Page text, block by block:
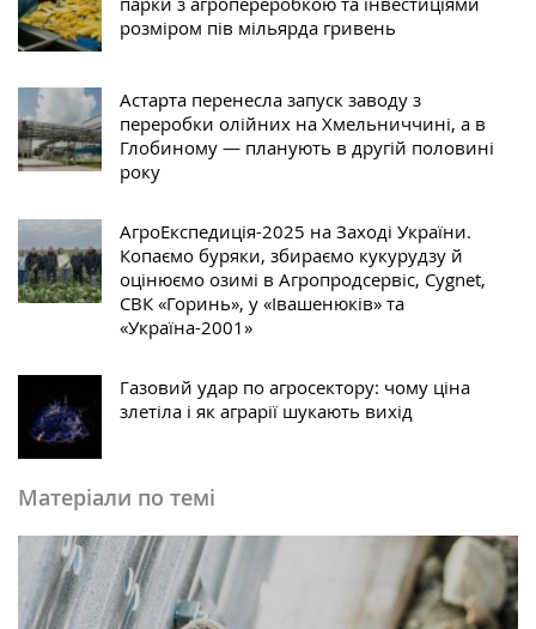
розміром пів мільярда гривень
Астарта перенесла запуск заводу з
переробки олійних на Хмельниччині, а в
Глобиному — планують в другій половині
року
АгроЕкспедиція-2025 на Заході України.
Копаємо буряки, збираємо кукурудзу й
оцінюємо озимі в Агропродсервіс, Cygnet,
СВК «Горинь», у «Івашенюків» та
«Україна-2001»
Газовий удар по агросектору: чому ціна
злетіла і як аграрії шукають вихід
Матеріали по темі